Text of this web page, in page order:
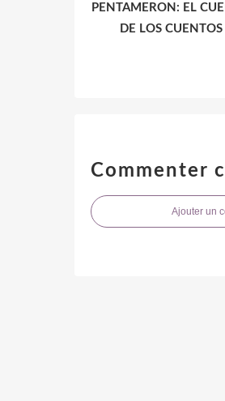
PENTAMERON: EL
DE LOS CUENTOS
Commenter
Ajouter un